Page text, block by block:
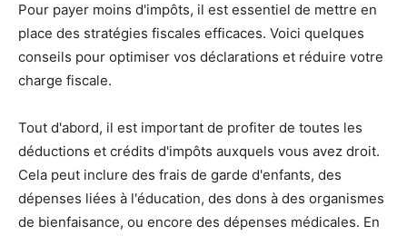
Pour payer moins d'impôts, il est essentiel de mettre en
place des stratégies fiscales efficaces. Voici quelques
conseils pour optimiser vos déclarations et réduire votre
charge fiscale.
Tout d'abord, il est important de profiter de toutes les
déductions et crédits d'impôts auxquels vous avez droit.
Cela peut inclure des frais de garde d'enfants, des
dépenses liées à l'éducation, des dons à des organismes
de bienfaisance, ou encore des dépenses médicales. En